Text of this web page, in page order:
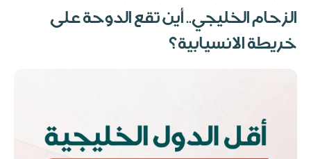
الأخبار
الأخبار
فيديو
فيديو
الزحام الخليجي.. أين تقع الدوحة على
خريطة الانسيابية؟